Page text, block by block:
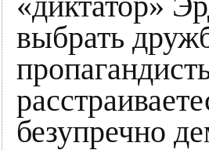
выбрать
безупречно